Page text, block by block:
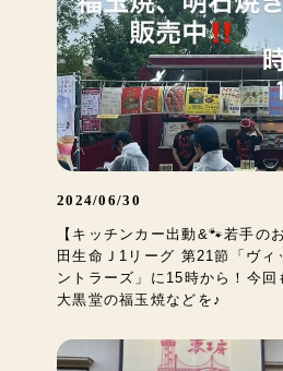
2024/06/30
【キッチンカー出動&🐾若手の
田生命Ｊ1リーグ 第21節「ヴィ
ントラーズ」に15時から！今
大黒堂の福玉焼などを♪